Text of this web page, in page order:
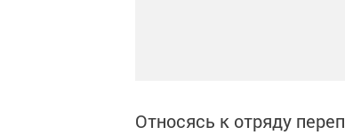
Относясь к отряду